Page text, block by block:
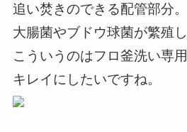
追い焚きのできる配管部分。
大腸菌やブドウ球菌が繁殖
こういうのはフロ釜洗い専
キレイにしたいですね。